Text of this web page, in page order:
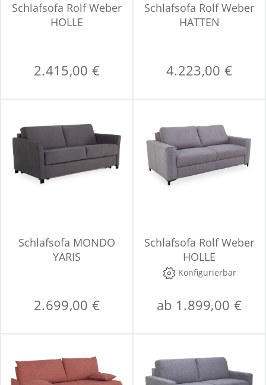
Schlafsofa Rolf Weber
HOLLE
2.415,00 €
Schlafsofa Rolf Weber
HATTEN
4.223,00 €
Schlafsofa MONDO
YARIS
2.699,00 €
Schlafsofa Rolf Weber
HOLLE
Konfigurierbar
ab 1.899,00 €